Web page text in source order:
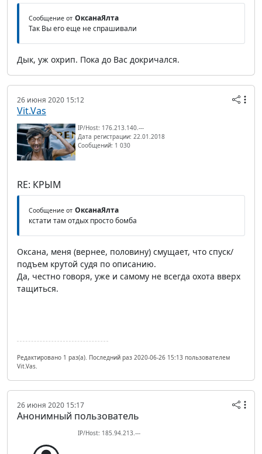
Сообщение от ОксанаЯлта
Так Вы его еще не спрашивали
Дык, уж охрип. Пока до Вас докричался.
26 июня 2020 15:12
Vit.Vas
IP/Host: 176.213.140.---
Дата регистрации: 22.01.2018
Сообщений: 1 030
RE: КРЫМ
Сообщение от ОксанаЯлта
кстати там отдых просто бомба
Оксана, меня (вернее, половину) смущает, что спуск/
подъем крутой судя по описанию.
Да, честно говоря, уже и самому не всегда охота вверх
тащиться.
Редактировано 1 раз(а). Последний раз 2020-06-26 15:13 пользователем
Vit.Vas.
26 июня 2020 15:17
Анонимный пользователь
IP/Host: 185.94.213.---